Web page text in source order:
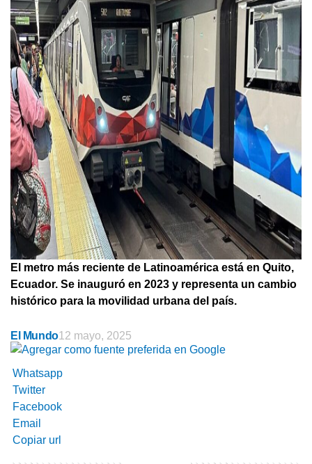
El metro más reciente de Latinoamérica está en Quito,
Ecuador. Se inauguró en 2023 y representa un cambio
histórico para la movilidad urbana del país.
El Mundo12 mayo, 2025
Whatsapp
Twitter
Facebook
Email
Copiar url